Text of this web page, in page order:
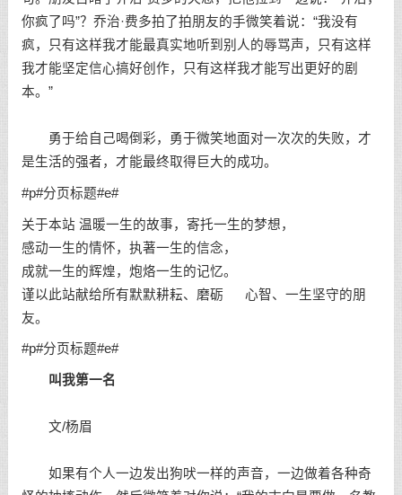
你疯了吗”？乔治·费多拍了拍朋友的手微笑着说：“我没有
疯，只有这样我才能最真实地听到别人的辱骂声，只有这样
我才能坚定信心搞好创作，只有这样我才能写出更好的剧
本。”
勇于给自己喝倒彩，勇于微笑地面对一次次的失败，才
是生活的强者，才能最终取得巨大的成功。
#p#分页标题#e#
关于本站 温暖一生的故事，寄托一生的梦想，
感动一生的情怀，执著一生的信念，
成就一生的辉煌，炮烙一生的记忆。
谨以此站献给所有默默耕耘、磨砺 心智、一生坚守的朋
友。
#p#分页标题#e#
叫我第一名
文/杨眉
如果有个人一边发出狗吠一样的声音，一边做着各种奇